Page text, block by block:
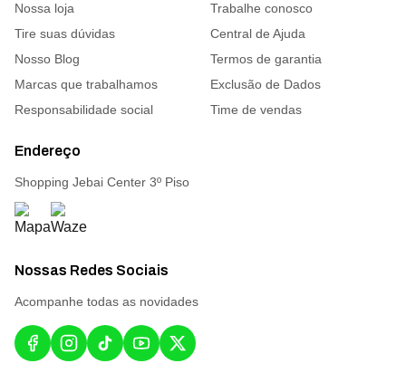
Nossa loja
Trabalhe conosco
Tire suas dúvidas
Central de Ajuda
Nosso Blog
Termos de garantia
Marcas que trabalhamos
Exclusão de Dados
Responsabilidade social
Time de vendas
Endereço
Shopping Jebai Center 3º Piso
Nossas Redes Sociais
Acompanhe todas as novidades